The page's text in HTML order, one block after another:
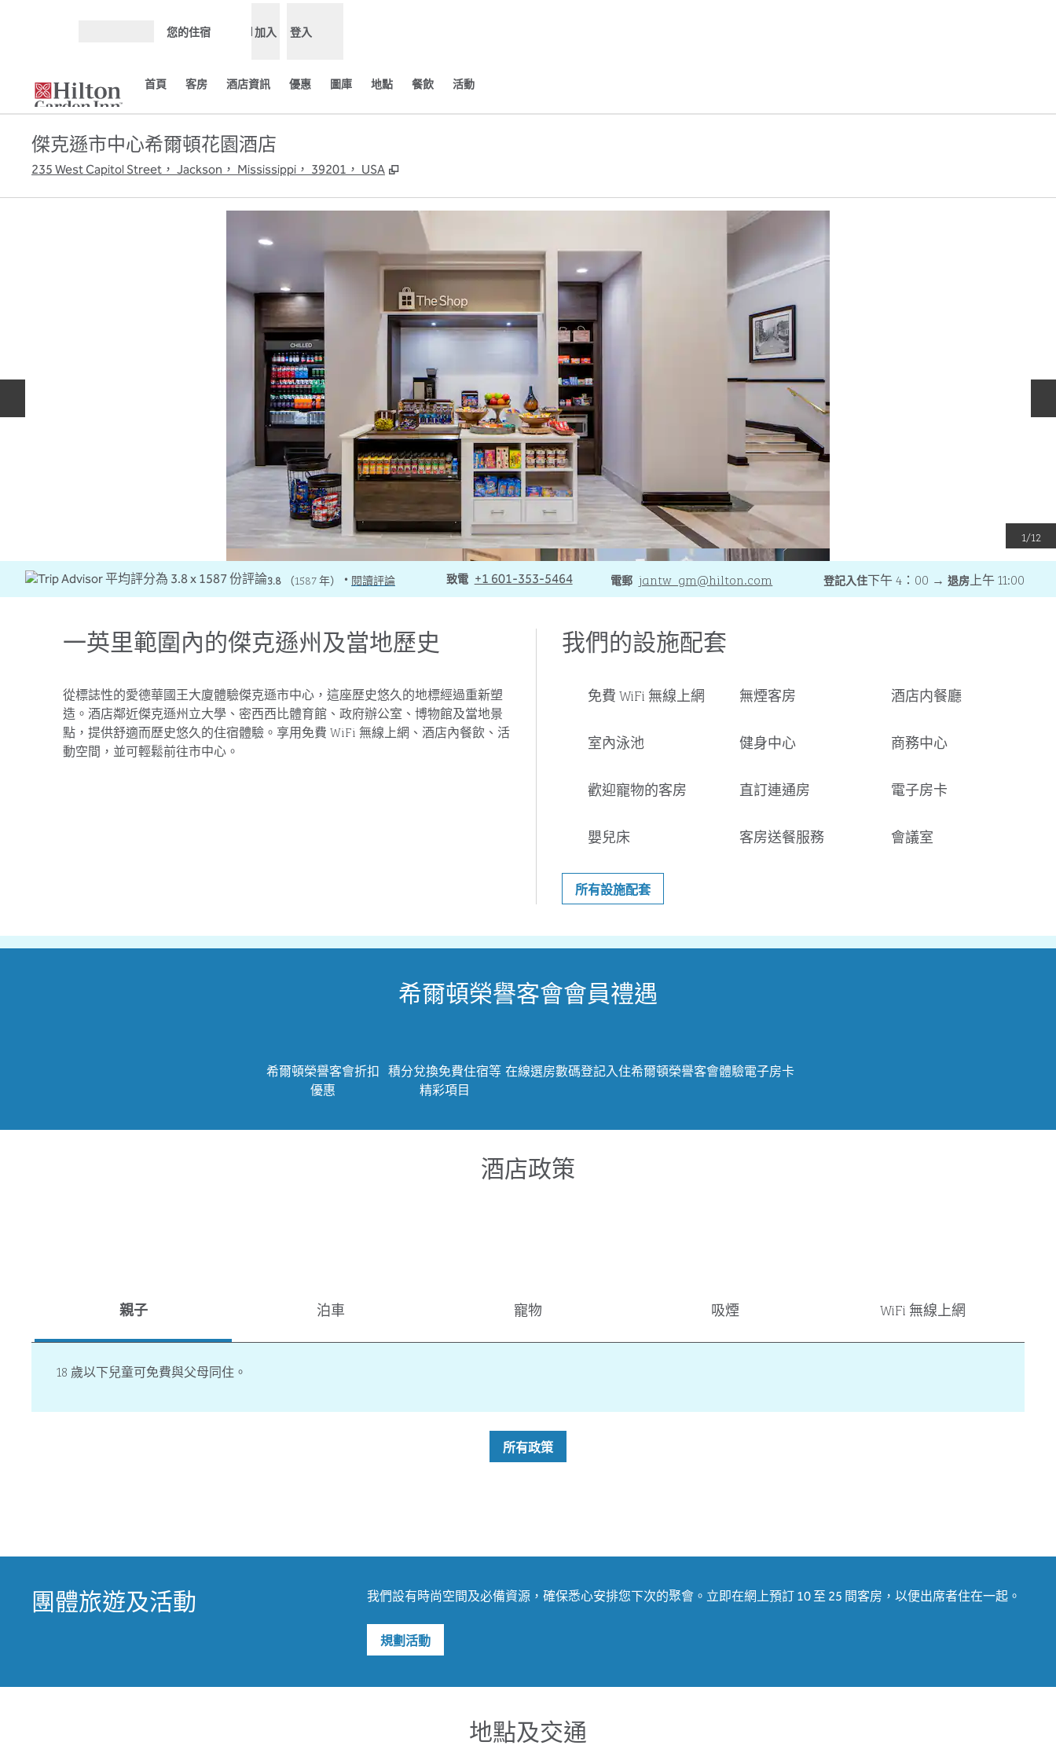
您的住宿 加入 登入
首頁 客房 酒店資訊 優惠 圖庫 地點 餐飲 活動
傑克遜市中心希爾頓花園酒店
235 West Capitol Street， Jackson， Mississippi， 39201， USA ,
1/12
3.8 （1587年） • 閱讀評論 致電
致電 +1 601-353-5464 電郵
電郵 jantw_gm@hilton.com 登記入住下午 4：00 → 退房上午 11:00
一英里範圍內的傑克遜州及當地歷史
從標誌性的愛德華國王大廈體驗傑克遜市中心，這座歷史悠久的地標經過重新塑
造。酒店鄰近傑克遜州立大學、密西西比體育館、政府辦公室、博物館及當地景
點，提供舒適而歷史悠久的住宿體驗。享用免費 WiFi 無線上網、酒店內餐飲、活
動空間，並可輕鬆前往市中心。
我們的設施配套
免費 WiFi 無線上網 無煙客房 酒店内餐廳
室內泳池 健身中心 商務中心
歡迎寵物的客房 直訂連通房 電子房卡
嬰兒床 客房送餐服務 會議室
所有設施配套
希爾頓榮譽客會會員禮遇
希爾頓榮譽客會折扣
優惠
積分兌換免費住宿等
精彩項目
在線選房數碼登記入住希爾頓榮譽客會體驗電子房卡
酒店政策
親子 泊車 寵物 吸煙 WiFi 無線上網
18 歲以下兒童可免費與父母同住。
所有政策
團體旅遊及活動 我們設有時尚空間及必備資源，確保悉心安排您下次的聚會。立即在網上預訂 10 至 25 間客房，以便出席者住在一起。
規劃活動
地點及交通